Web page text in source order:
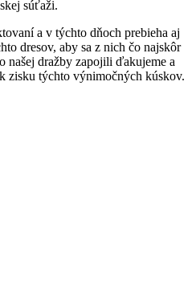
súťaži.
a v týchto dňoch prebieha aj
dresov, aby sa z nich čo najskôr
našej dražby zapojili ďakujeme a
zisku týchto výnimočných kúskov.